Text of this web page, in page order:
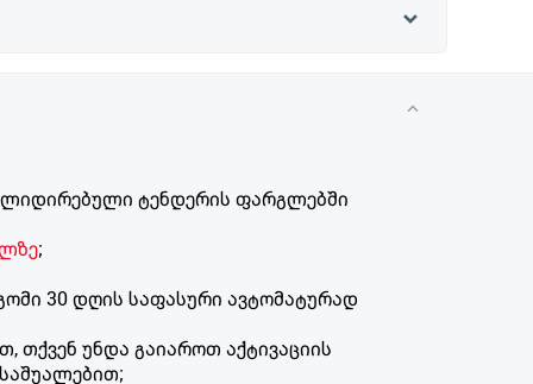
ტენდერის ფარგლებში
;
30 დღის საფასური ავტომატურად
თქვენ უნდა გაიაროთ აქტივაციის